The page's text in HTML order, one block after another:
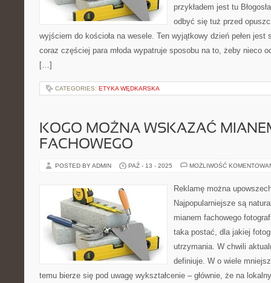
przykładem jest tu
odbyć się tuż przed
wyjściem do kościoła na wesele. Ten wyjątkowy dzień pełen jest
coraz częściej para młoda wypatruje sposobu na to, żeby nieco
[…]
CATEGORIES: ETYKA WĘDKARSKA
KOGO MOŻNA WSKAZAĆ
FACHOWEGO
POSTED BY ADMIN PAŹ - 13 - 2025 MOŻLIWOŚĆ
Reklamę można
Najpopularniejsze są
mianem fachowego
taka postać, dla jakiej
utrzymania. W chwili
definiuje. W o wiele
temu bierze się pod uwagę wykształcenie – głównie, że na